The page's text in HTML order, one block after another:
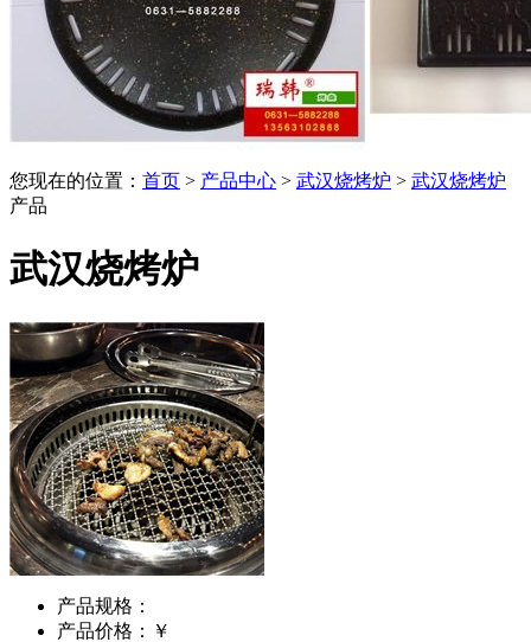
您现在的位置： 首页 > 产品中心 > 武汉烧烤炉 > 武汉烧烤炉
产品
武汉烧烤炉
产品规格：
产品价格：￥